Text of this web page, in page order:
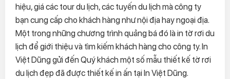
hiệu, giá các tour du lịch, các tuyến du lịch mà công ty
bạn cung cấp cho khách hàng như nội địa hay ngoại địa.
Một trong những chương trình quảng bá đó là in tờ rơi du
lịch để giới thiệu và tìm kiếm khách hàng cho công ty. In
Việt Dũng gửi đến Quý khách một số mẫu thiết kế tờ rơi
du lịch đẹp đã được thiết kế in ấn tại In Việt Dũng.